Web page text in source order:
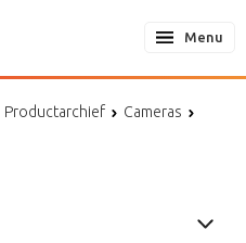
Menu
Productarchief
Cameras